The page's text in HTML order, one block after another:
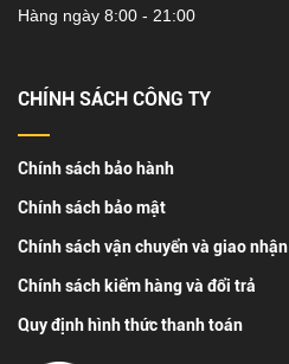
Hàng ngày 8:00 - 21:00
CHÍNH SÁCH CÔNG TY
Chính sách bảo hành
Chính sách bảo mật
Chính sách vận chuyển và giao nhận
Chính sách kiểm hàng và đổi trả
Quy định hình thức thanh toán